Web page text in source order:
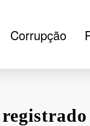
Corrupção